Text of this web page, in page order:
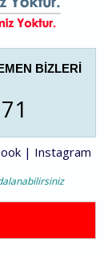
BIZLERI
| Instagram